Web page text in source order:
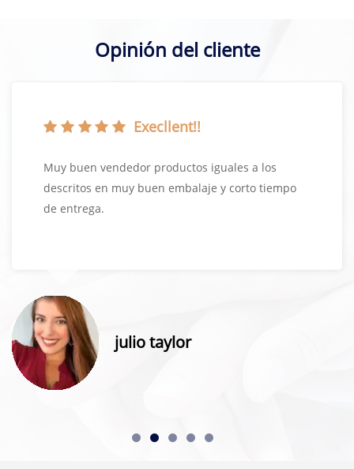
Opinión del cliente
Execllent!!
Muy buen vendedor productos iguales a los
descritos en muy buen embalaje y corto tiempo
de entrega.
julio taylor